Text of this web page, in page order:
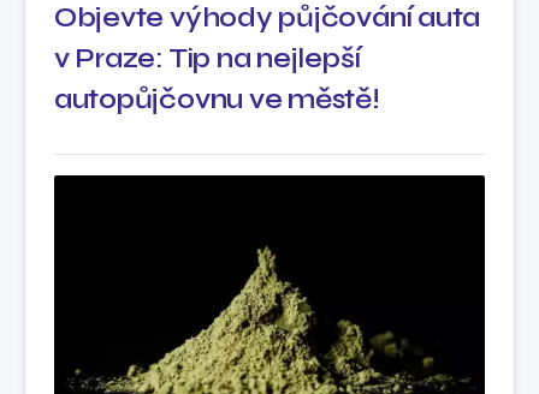
Objevte výhody půjčování auta
v Praze: Tip na nejlepší
autopůjčovnu ve městě!